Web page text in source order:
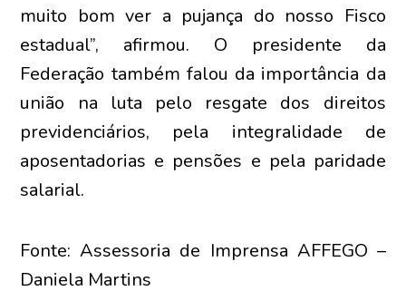
muito bom ver a pujança do nosso Fisco
estadual”, afirmou. O presidente da
Federação também falou da importância da
união na luta pelo resgate dos direitos
previdenciários, pela integralidade de
aposentadorias e pensões e pela paridade
salarial.
Fonte: Assessoria de Imprensa AFFEGO –
Daniela Martins